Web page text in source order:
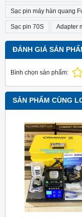
Sạc pin máy hàn quang
Sạc pin 70S Adapter
ĐÁNH GIÁ SẢN
Bình chọn sản phẩm:
SẢN PHẨM CÙNG